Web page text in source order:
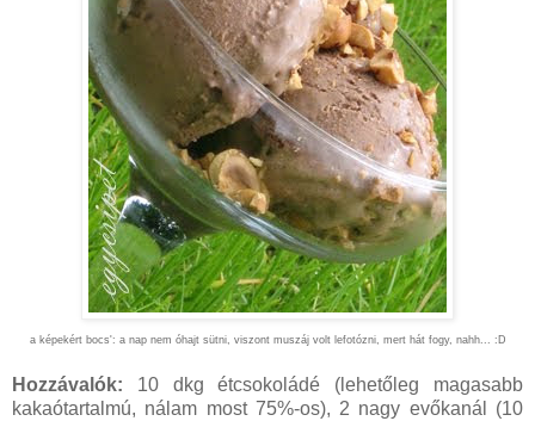
a képekért bocs': a nap nem óhajt sütni, viszont muszáj volt lefotózni, mert hát fogy, nahh... :D
Hozzávalók: 10 dkg étcsokoládé (lehetőleg magasabb
kakaótartalmú, nálam most 75%-os), 2 nagy evőkanál (10